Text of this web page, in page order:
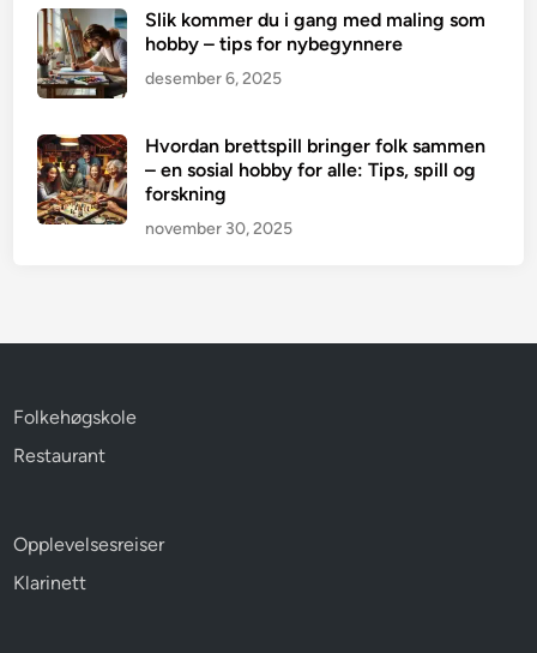
Slik kommer du i gang med maling som
hobby – tips for nybegynnere
desember 6, 2025
Hvordan brettspill bringer folk sammen
– en sosial hobby for alle: Tips, spill og
forskning
november 30, 2025
Folkehøgskole
Restaurant
Opplevelsesreiser
Klarinett